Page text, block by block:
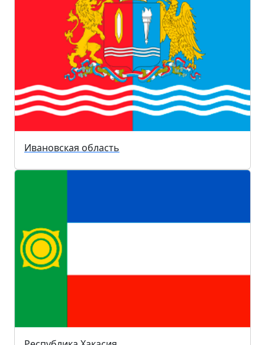
Ивановская область